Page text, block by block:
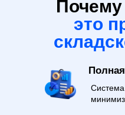
Почему
это